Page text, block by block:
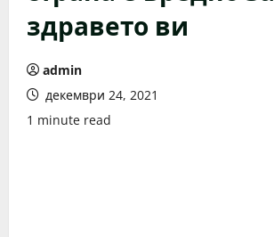
здравето ви
admin
декември 24, 2021
1 minute read